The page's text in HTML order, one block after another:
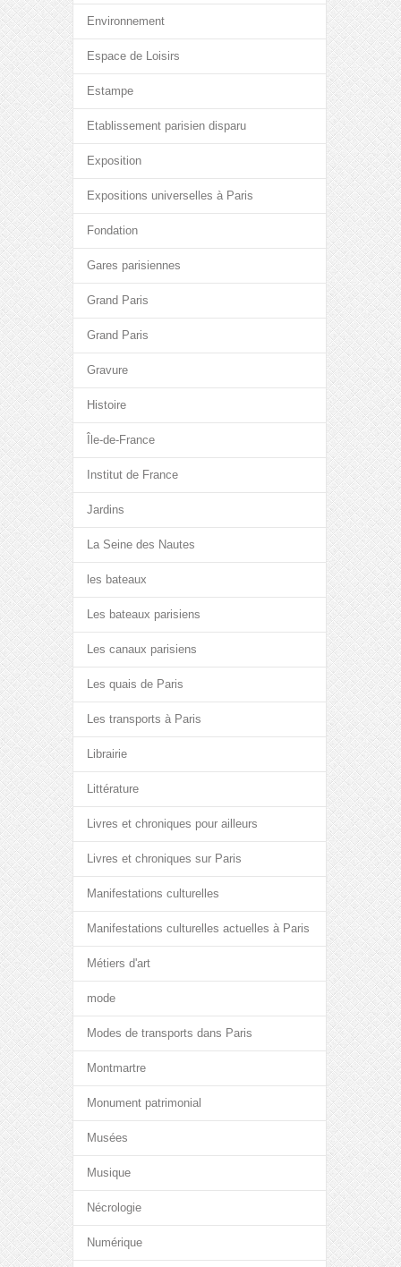
Environnement
Espace de Loisirs
Estampe
Etablissement parisien disparu
Exposition
Expositions universelles à Paris
Fondation
Gares parisiennes
Grand Paris
Grand Paris
Gravure
Histoire
Île-de-France
Institut de France
Jardins
La Seine des Nautes
les bateaux
Les bateaux parisiens
Les canaux parisiens
Les quais de Paris
Les transports à Paris
Librairie
Littérature
Livres et chroniques pour ailleurs
Livres et chroniques sur Paris
Manifestations culturelles
Manifestations culturelles actuelles à Paris
Métiers d'art
mode
Modes de transports dans Paris
Montmartre
Monument patrimonial
Musées
Musique
Nécrologie
Numérique